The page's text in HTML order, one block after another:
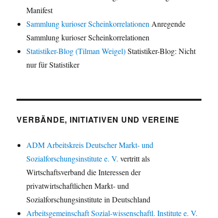
Manifest
Sammlung kurioser Scheinkorrelationen Anregende
Sammlung kurioser Scheinkorrelationen
Statistiker-Blog (Tilman Weigel)Statistiker-Blog: Nicht
nur für Statistiker
VERBÄNDE, INITIATIVEN UND VEREINE
ADM Arbeitskreis Deutscher Markt- und
Sozialforschungsinstitute e. V. vertritt als
Wirtschaftsverband die Interessen der
privatwirtschaftlichen Markt- und
Sozialforschungsinstitute in Deutschland
Arbeitsgemeinschaft Sozial-wissenschaftl. Institute e. V.